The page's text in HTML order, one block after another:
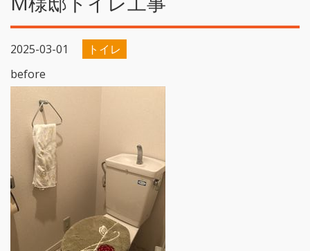
2025-03-01
トイレ
before